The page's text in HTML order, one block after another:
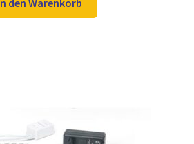
20,98 € 15,97 €.